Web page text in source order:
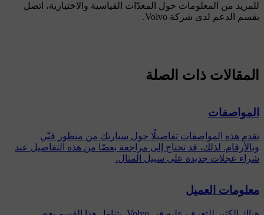
للمزيد من المعلومات حول المعدّات القياسية والاختيارية، اتصل
بقسم الدعم لدى شركة Volvo.
المقالات ذات الصلة
المواصفات
تقدم هذه المواصفات تفاصيلًا حول سيارتك من منظور فنّي
وبالأرقام. لذلك، قد تحتاج إلى مراجعة بعضًا من هذه التفاصيل عند
شراء عجلات جديدة على سبيل المثال.
معلومات العميل